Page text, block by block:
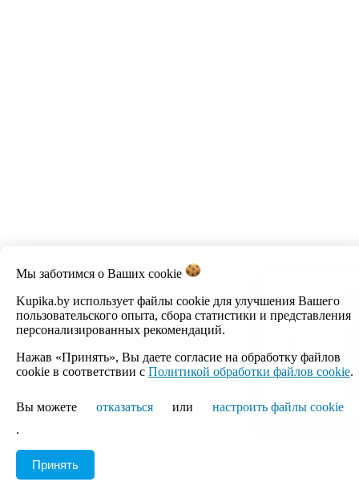
Мы заботимся о Ваших cookie
Kupika.by использует файлы cookie для улучшения Вашего
пользовательского опыта, сбора статистики и представления
персонализированных рекомендаций.
Нажав «Принять», Вы даете согласие на обработку файлов
cookie в соответствии с Политикой обработки файлов cookie.
Вы можете отказаться или
настроить файлы cookie
.
Принять